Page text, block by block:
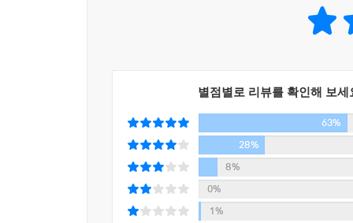
안 되는 일이 있기 마련입니다.
그 일들도 뒤돌아보면 별거 아닙니다.
쉬지 않고 달려야 할 때도 있고
가만히 숨을 고를 때도 있는 법입니다.
놓친 차는 다시 오는 차를 타면 되고
돌아가더라도 그 곳에 도착하면 될 일이며
건네고 싶은 이야기를 모은 ‘괜찮아, 울어도 돼’,
시대에 사람과 관계에 대한 위로와 조언을 담은 ‘
괜찮아’, 어떤 삶이 펼쳐질지 두려운 나에게 필요
그의 글은 담담하게 쓰였지만, 메시지는 내내 따뜻
여기에 더해 나에게 해 주고 싶은 위로와 응원
별점별로 리뷰를 확인해 보세
63%
28%
8%
0%
1%